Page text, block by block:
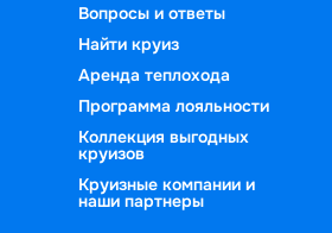
Вопросы и ответы
Найти круиз
Аренда теплохода
Программа лояльности
Коллекция выгодных
круизов
Круизные компании и
наши партнеры